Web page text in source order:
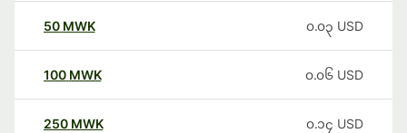
50 MWK ၀.၀၃ USD
100 MWK ၀.၀၆ USD
250 MWK ၀.၁၄ USD